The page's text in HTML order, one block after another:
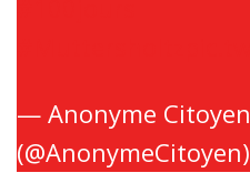
— Anonyme Citoyen
(@AnonymeCitoyen)